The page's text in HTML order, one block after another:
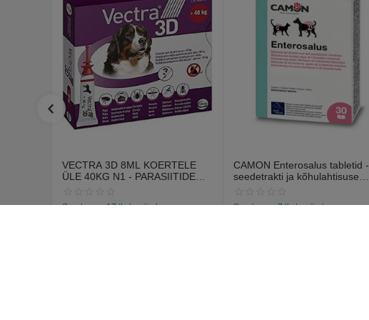
VECTRA 3D 8ML KOERTELE
ÜLE 40KG N1 - PARASIITIDE
Saadavus: 17 tk. tarnija laos
CAMON Enterosalus tabletid -
seedetrakti ja kõhulahtisuse
Saadavus: 7 tk. tarnija laos